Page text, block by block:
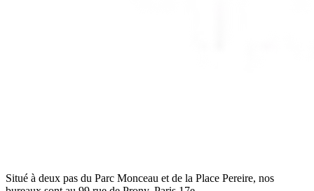
Situé à deux pas du Parc Monceau et de la Place Pereire, nos